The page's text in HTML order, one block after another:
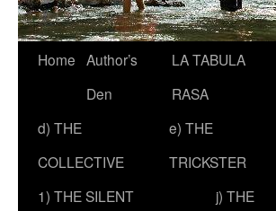
Skip
content
Home Author’s
Den
LA TABULA
RASA
d) THE
COLLECTIVE
e) THE
TRICKSTER
1) THE SILENT
j) THE